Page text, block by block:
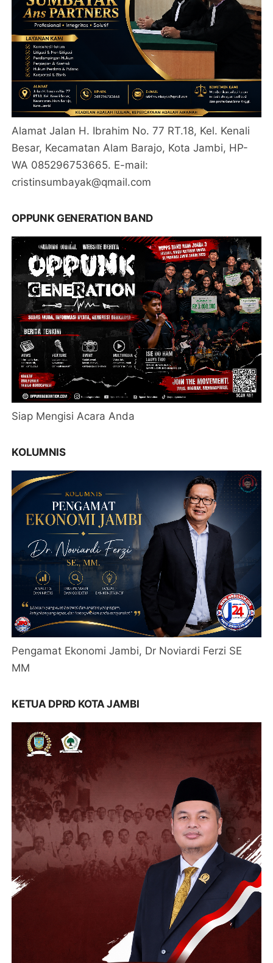
Alamat Jalan H. Ibrahim No. 77 RT.18, Kel. Kenali
Besar, Kecamatan Alam Barajo, Kota Jambi, HP-
WA 085296753665. E-mail:
cristinsumbayak@qmail.com
OPPUNK GENERATION BAND
Siap Mengisi Acara Anda
KOLUMNIS
Pengamat Ekonomi Jambi, Dr Noviardi Ferzi SE
MM
KETUA DPRD KOTA JAMBI